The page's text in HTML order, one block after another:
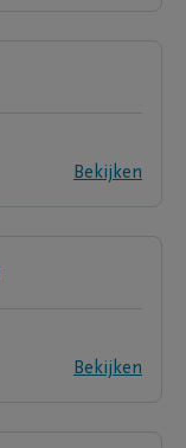
Bekijken
Bekijken